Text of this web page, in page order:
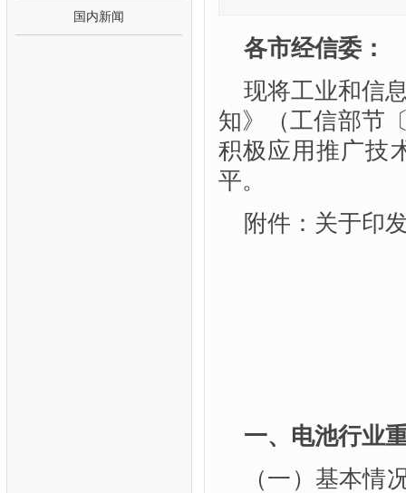
国内新闻
各市经信委：
现将工业和信
知》（工信部节
积极应用推广技
平。
附件：关于印
一、电池行业
（一）基本情